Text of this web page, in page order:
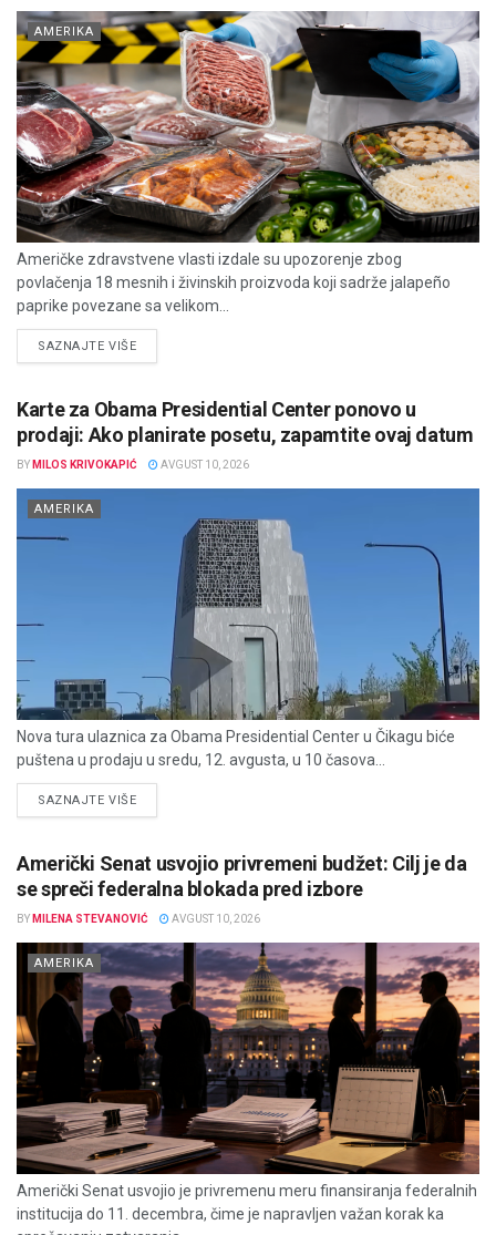
AMERIKA
Američke zdravstvene vlasti izdale su upozorenje zbog
povlačenja 18 mesnih i živinskih proizvoda koji sadrže jalapeño
paprike povezane sa velikom...
SAZNAJTE VIŠEDETAILS
Karte za Obama Presidential Center ponovo u
prodaji: Ako planirate posetu, zapamtite ovaj datum
BY MILOS KRIVOKAPIĆ AVGUST 10, 2026
AMERIKA
Nova tura ulaznica za Obama Presidential Center u Čikagu biće
puštena u prodaju u sredu, 12. avgusta, u 10 časova...
SAZNAJTE VIŠEDETAILS
Američki Senat usvojio privremeni budžet: Cilj je da
se spreči federalna blokada pred izbore
BY MILENA STEVANOVIĆ AVGUST 10, 2026
AMERIKA
Američki Senat usvojio je privremenu meru finansiranja federalnih
institucija do 11. decembra, čime je napravljen važan korak ka